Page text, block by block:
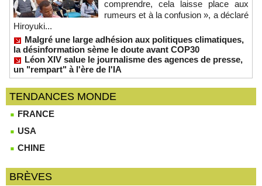
comprendre, cela laisse place aux
rumeurs et à la confusion », a déclaré
Hiroyuki...
Malgré une large adhésion aux politiques climatiques,
la désinformation sème le doute avant COP30
Léon XIV salue le journalisme des agences de presse,
un "rempart" à l'ère de l'IA
TENDANCES MONDE
FRANCE
USA
CHINE
BRÈVES